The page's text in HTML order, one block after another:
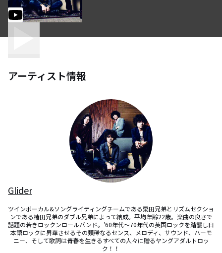
アーティスト情報
Glider
ツインボーカル&ソングライティングチームである栗田兄弟とリズムセクショ
ンである椿田兄弟のダブル兄弟によって結成。平均年齢22歳。楽曲の良さで
話題の若きロックンロールバンド。'60年代～70年代の英国ロックを踏襲し日
本語ロックに昇華させるその類稀なるセンス、メロディ、サウンド、ハーモ
ニー、そして歌詞は青春を生きるすべての人々に贈るヤングアダルトロッ
ク！！